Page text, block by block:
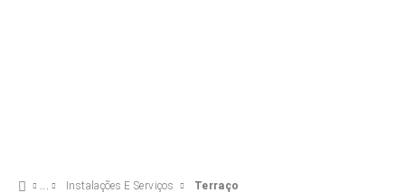
Instalações E Serviços Terraço